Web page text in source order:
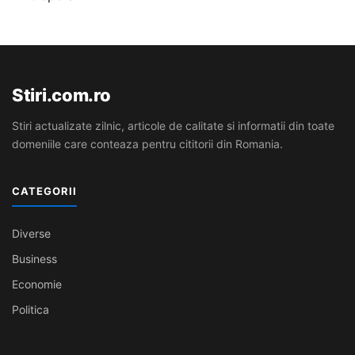
Stiri.com.ro
Stiri actualizate zilnic, articole de calitate si informatii din toate
domeniile care conteaza pentru cititorii din Romania.
CATEGORII
Diverse
Business
Economie
Politica